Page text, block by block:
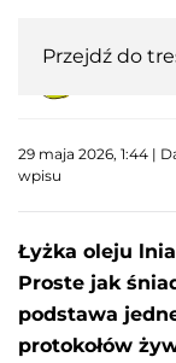
Przejdź do
29 maja 2026, 1:44 |
wpisu
Łyżka oleju
Proste jak
podstawa
protokołów